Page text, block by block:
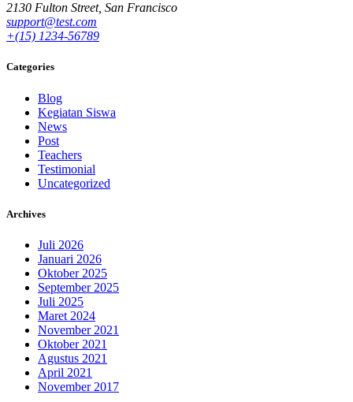
2130 Fulton Street, San Francisco
support@test.com
+(15) 1234-56789
Categories
Blog
Kegiatan Siswa
News
Post
Teachers
Testimonial
Uncategorized
Archives
Juli 2026
Januari 2026
Oktober 2025
September 2025
Juli 2025
Maret 2024
November 2021
Oktober 2021
Agustus 2021
April 2021
November 2017